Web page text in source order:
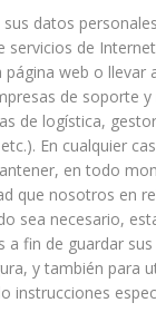
datos
servicios de
web o llevar
de soporte
de logística,
En cualquier
en todo
que nosotros en
sea necesario,
a fin de guardar
y también para
instrucciones